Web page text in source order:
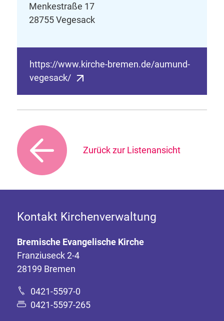
Menkestraße 17
28755 Vegesack
https://www.kirche-bremen.de/aumund-
vegesack/
Zurück zur Listenansicht
Kontakt Kirchenverwaltung
Bremische Evangelische Kirche
Franziuseck 2-4
28199 Bremen
0421-5597-0
0421-5597-265